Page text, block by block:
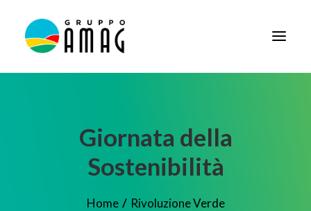
BANDI E AVVISI
SOCIETÀ TRASPARENTE
Giornata della
Sostenibilità
Home
Rivoluzione Verde